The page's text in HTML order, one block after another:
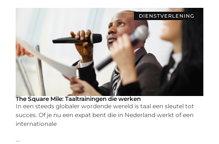
DIENSTVERLENING
The Square Mile: Taaltrainingen die werken
In een steeds globaler wordende wereld is taal een sleutel tot
succes. Of je nu een expat bent die in Nederland werkt of een
internationale
...